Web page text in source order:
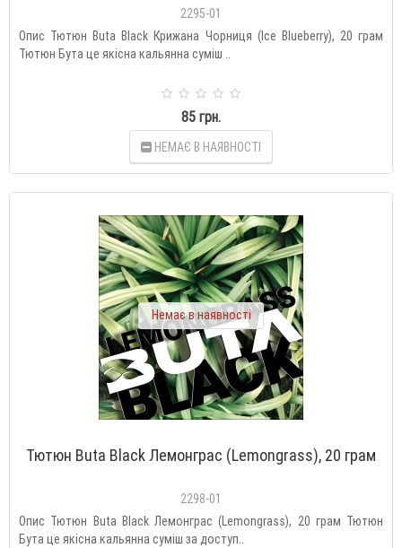
2295-01
Опис Тютюн Buta Black Крижана Чорниця (Ice Blueberry), 20 грам
Тютюн Бута це якісна кальянна суміш ..
85 грн.
НЕМАЄ В НАЯВНОСТІ
Немає в наявності
Тютюн Buta Black Лемонграс (Lemongrass), 20 грам
2298-01
Опис Тютюн Buta Black Лемонграс (Lemongrass), 20 грам Тютюн
Бута це якісна кальянна суміш за доступ..